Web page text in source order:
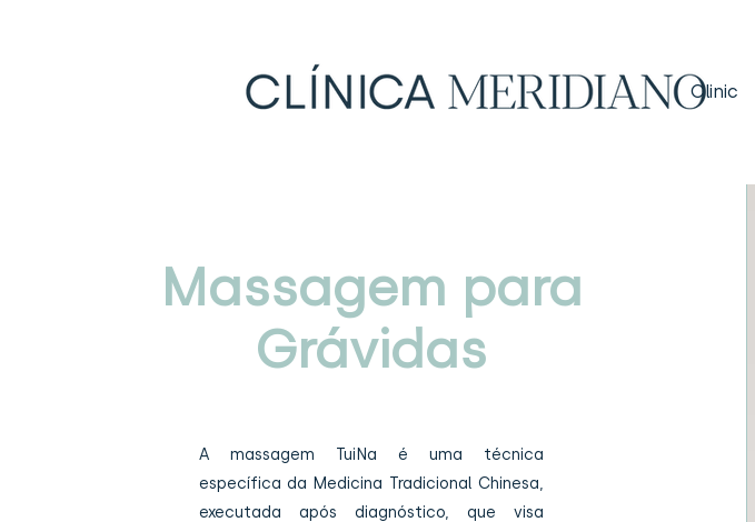
Clinic
Massagem para
Grávidas
A massagem TuiNa é uma técnica
específica da Medicina Tradicional Chinesa,
executada após diagnóstico, que visa